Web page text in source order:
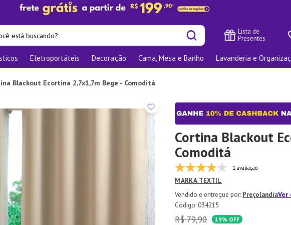
está buscando?
Lista de
Presentes
Eletroportáteis Decoração Cama, Mesa e Banho Lavanderia e
Blackout Ecortina 2,7x1,7m Bege - Comoditá
Cortina Blackout
Comoditá
1 avaliação
MARKA TEXTIL
PreçolandiaVer
: 034215
R$ 79,90 19% OFF
buscados
Jantar